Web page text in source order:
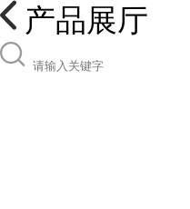
产品展厅